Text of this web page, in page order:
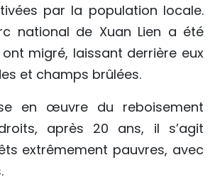
par la population locale.
national de Xuan Lien a été
migré, laissant derrière eux
et champs brûlées.
en œuvre du reboisement
après 20 ans, il s’agit
extrêmement pauvres, avec